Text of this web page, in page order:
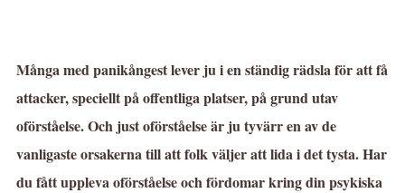
Många med panikångest lever ju i en ständig rädsla för att få
attacker, speciellt på offentliga platser, på grund utav
oförståelse. Och just oförståelse är ju tyvärr en av de
vanligaste orsakerna till att folk väljer att lida i det tysta. Har
du fått uppleva oförståelse och fördomar kring din psykiska